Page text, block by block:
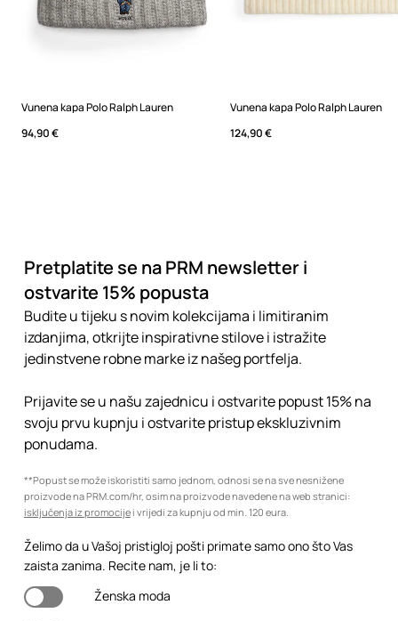
Vunena kapa Polo Ralph Lauren
94,90 €
Vunena kapa Polo Ralph Lauren
124,90 €
Pretplatite se na PRM newsletter i
ostvarite 15% popusta
Budite u tijeku s novim kolekcijama i limitiranim
izdanjima, otkrijte inspirativne stilove i istražite
jedinstvene robne marke iz našeg portfelja.
Prijavite se u našu zajednicu i ostvarite popust 15% na
svoju prvu kupnju i ostvarite pristup ekskluzivnim
ponudama.
**Popust se može iskoristiti samo jednom, odnosi se na sve nesnižene
proizvode na PRM.com/hr, osim na proizvode navedene na web stranici:
isključenja iz promocijei vrijedi za kupnju od min. 120 eura.
Želimo da u Vašoj pristigloj pošti primate samo ono što Vas
zaista zanima. Recite nam, je li to:
Ženska moda